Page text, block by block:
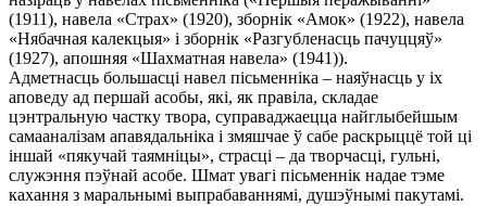
(1911), навела «Страх» (1920), зборнік «Амок» (1922), навела
«Нябачная калекцыя» і зборнік «Разгубленасць пачуццяў»
(1927), апошняя «Шахматная навела» (1941)).
Адметнасць большасці навел пісьменніка – наяўнасць у іх
аповеду ад першай асобы, які, як правіла, складае
цэнтральную частку твора, суправаджаецца найглыбейшым
самааналізам апавядальніка і змяшчае ў сабе раскрыццё той ці
іншай «пякучай таямніцы», страсці – да творчасці, гульні,
служэння пэўнай асобе. Шмат увагі пісьменнік надае тэме
кахання з маральнымі выпрабаваннямі, душэўнымі пакутамі.